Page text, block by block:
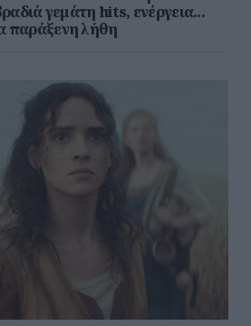
γεμάτη hits, ενέργεια...
παράξενη λήθη